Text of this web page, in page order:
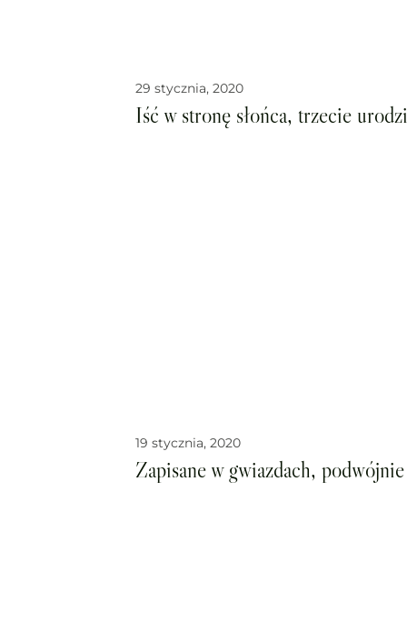
29 stycznia, 2020
Iść w stronę słońca, trzecie
19 stycznia, 2020
Zapisane w gwiazdach,